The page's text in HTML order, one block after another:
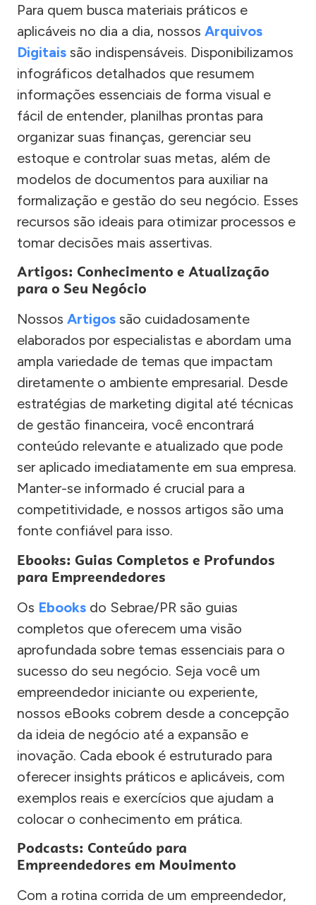
Para quem busca materiais práticos e
aplicáveis no dia a dia, nossos Arquivos
Digitais são indispensáveis. Disponibilizamos
infográficos detalhados que resumem
informações essenciais de forma visual e
fácil de entender, planilhas prontas para
organizar suas finanças, gerenciar seu
estoque e controlar suas metas, além de
modelos de documentos para auxiliar na
formalização e gestão do seu negócio. Esses
recursos são ideais para otimizar processos e
tomar decisões mais assertivas.
Artigos: Conhecimento e Atualização
para o Seu Negócio
Nossos Artigos são cuidadosamente
elaborados por especialistas e abordam uma
ampla variedade de temas que impactam
diretamente o ambiente empresarial. Desde
estratégias de marketing digital até técnicas
de gestão financeira, você encontrará
conteúdo relevante e atualizado que pode
ser aplicado imediatamente em sua empresa.
Manter-se informado é crucial para a
competitividade, e nossos artigos são uma
fonte confiável para isso.
Ebooks: Guias Completos e Profundos
para Empreendedores
Os Ebooks do Sebrae/PR são guias
completos que oferecem uma visão
aprofundada sobre temas essenciais para o
sucesso do seu negócio. Seja você um
empreendedor iniciante ou experiente,
nossos eBooks cobrem desde a concepção
da ideia de negócio até a expansão e
inovação. Cada ebook é estruturado para
oferecer insights práticos e aplicáveis, com
exemplos reais e exercícios que ajudam a
colocar o conhecimento em prática.
Podcasts: Conteúdo para
Empreendedores em Movimento
Com a rotina corrida de um empreendedor,